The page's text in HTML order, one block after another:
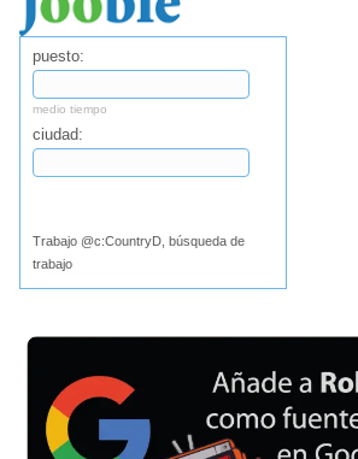
puesto:
medio tiempo
ciudad:
Trabajo @c:CountryD, búsqueda de
trabajo